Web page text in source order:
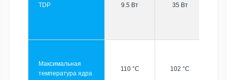
TDP 9.5 Вт 35 Вт
Максимальная
температура ядра
110 °C 102 °C